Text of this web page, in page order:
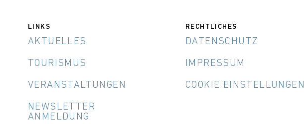
LINKS
AKTUELLES
TOURISMUS
VERANSTALTUNGEN
NEWSLETTER
ANMELDUNG
RECHTLICHES
DATENSCHUTZ
IMPRESSUM
COOKIE EINSTELLUNGEN